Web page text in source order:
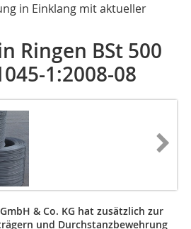
in Einklang mit aktueller
Ringen BSt 500
1:2008-08
& Co. KG hat zusätzlich zur
und Durchstanzbewehrung